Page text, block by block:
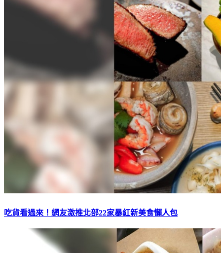
吃貨看過來！網友激推北部22家暴紅新美食懶人包